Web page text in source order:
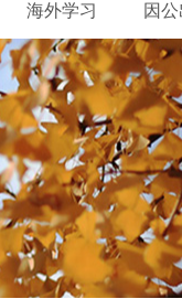
海外学习 因